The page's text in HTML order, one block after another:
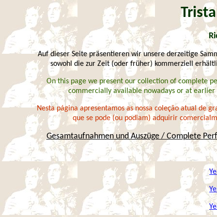
Auf dieser Seite präsentieren wir unsere derzeitige
sowohl die zur Zeit (oder früher) kommerziell
On this page we present our collection of complete
commercially available nowadays or at
Nesta página apresentamos as nossa coleção atual de
que se pode (ou podiam) adquirir
Gesamtaufnahmen und Auszüge / Complete